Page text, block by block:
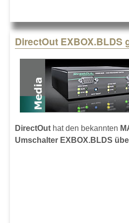
DirectOut EXBOX.BLDS
DirectOut hat den bekannten
Umschalter EXBOX.BLDS